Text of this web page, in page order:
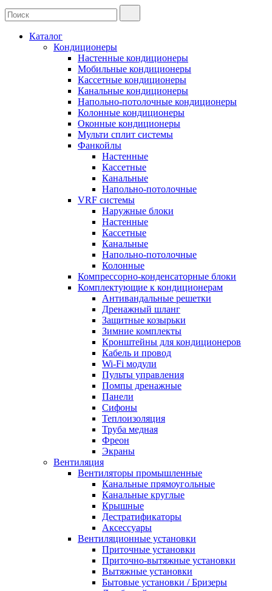
Каталог
Кондиционеры
Настенные кондиционеры
Мобильные кондиционеры
Кассетные кондиционеры
Канальные кондиционеры
Напольно-потолочные кондиционеры
Колонные кондиционеры
Оконные кондиционеры
Мульти сплит системы
Фанкойлы
Настенные
Кассетные
Канальные
Напольно-потолочные
VRF системы
Наружные блоки
Настенные
Кассетные
Канальные
Напольно-потолочные
Колонные
Компрессорно-конденсаторные блоки
Комплектующие к кондиционерам
Антивандальные решетки
Дренажный шланг
Защитные козырьки
Зимние комплекты
Кронштейны для кондиционеров
Кабель и провод
Wi-Fi модули
Пульты управления
Помпы дренажные
Панели
Сифоны
Теплоизоляция
Труба медная
Фреон
Экраны
Вентиляция
Вентиляторы промышленные
Канальные прямоугольные
Канальные круглые
Крышные
Дестратификаторы
Аксессуары
Вентиляционные установки
Приточные установки
Приточно-вытяжные установки
Вытяжные установки
Бытовые установки / Бризеры